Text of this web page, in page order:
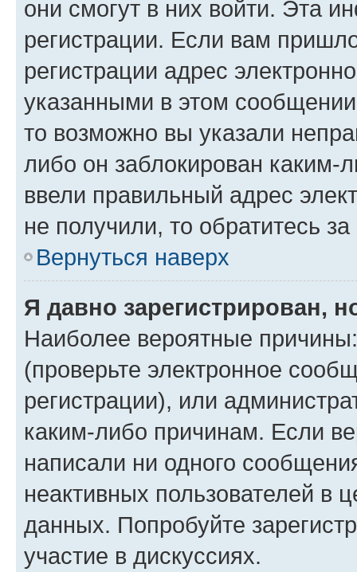
они смогут в них войти. Эта
регистрации. Если вам
регистрации адрес
указанными в этом
то возможно вы указали
либо он заблокирован
ввели правильный адрес
не получили, то обратитесь
Вернуться наверх
Я давно зарегистрирован,
Наиболее вероятные
(проверьте электронное
регистрации), или
каким-либо причинам. Если
написали ни одного
неактивных пользователей в
данных. Попробуйте
участие в дискуссиях.